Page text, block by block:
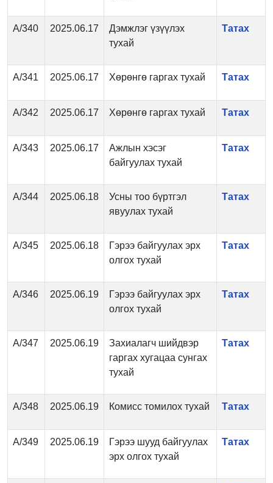
А/340 2025.06.17
Дэмжлэг үзүүлэх
тухай
Татах
А/341 2025.06.17 Хөрөнгө гаргах тухай Татах
А/342 2025.06.17 Хөрөнгө гаргах тухай Татах
А/343 2025.06.17
Ажлын хэсэг
байгуулах тухай
Татах
А/344 2025.06.18
Усны тоо бүртгэл
явуулах тухай
Татах
А/345 2025.06.18
Гэрээ байгуулах эрх
олгох тухай
Татах
А/346 2025.06.19
Гэрээ байгуулах эрх
олгох тухай
Татах
А/347 2025.06.19
Захиалагч шийдвэр
гаргах хугацаа сунгах
тухай
Татах
А/348 2025.06.19 Комисс томилох тухай Татах
А/349 2025.06.19
Гэрээ шууд байгуулах
эрх олгох тухай
Татах